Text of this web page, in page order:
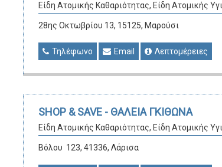
Είδη Ατομικής Καθαριότητας, Είδη Ατομικής
28ης Οκτωβρίου 13, 15125, Μαρούσι
Τηλέφωνο Email Λεπτομέρειες
SHOP & SAVE - ΘΑΛΕΙΑ ΓΚΙΘΩΝΑ
Είδη Ατομικής Καθαριότητας, Είδη Ατομικής
Βόλου 123, 41336, Λάρισα